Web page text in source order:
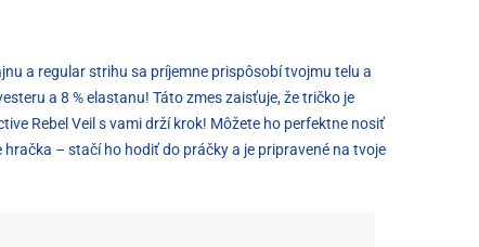
a regular strihu sa príjemne prispôsobí tvojmu telu a
a 8 % elastanu! Táto zmes zaisťuje, že tričko je
Rebel Veil s vami drží krok! Môžete ho perfektne nosiť
– stačí ho hodiť do práčky a je pripravené na tvoje